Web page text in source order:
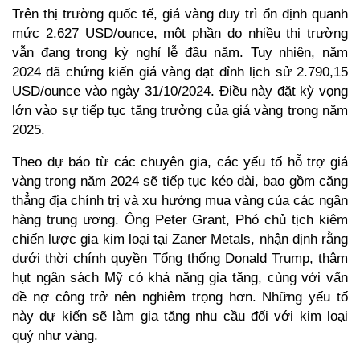
Trên thị trường quốc tế, giá vàng duy trì ổn định quanh
mức 2.627 USD/ounce, một phần do nhiều thị trường
vẫn đang trong kỳ nghỉ lễ đầu năm. Tuy nhiên, năm
2024 đã chứng kiến giá vàng đạt đỉnh lịch sử 2.790,15
USD/ounce vào ngày 31/10/2024. Điều này đặt kỳ vọng
lớn vào sự tiếp tục tăng trưởng của giá vàng trong năm
2025.
Theo dự báo từ các chuyên gia, các yếu tố hỗ trợ giá
vàng trong năm 2024 sẽ tiếp tục kéo dài, bao gồm căng
thẳng địa chính trị và xu hướng mua vàng của các ngân
hàng trung ương. Ông Peter Grant, Phó chủ tịch kiêm
chiến lược gia kim loại tại Zaner Metals, nhận định rằng
dưới thời chính quyền Tổng thống Donald Trump, thâm
hụt ngân sách Mỹ có khả năng gia tăng, cùng với vấn
đề nợ công trở nên nghiêm trọng hơn. Những yếu tố
này dự kiến sẽ làm gia tăng nhu cầu đối với kim loại
quý như vàng.